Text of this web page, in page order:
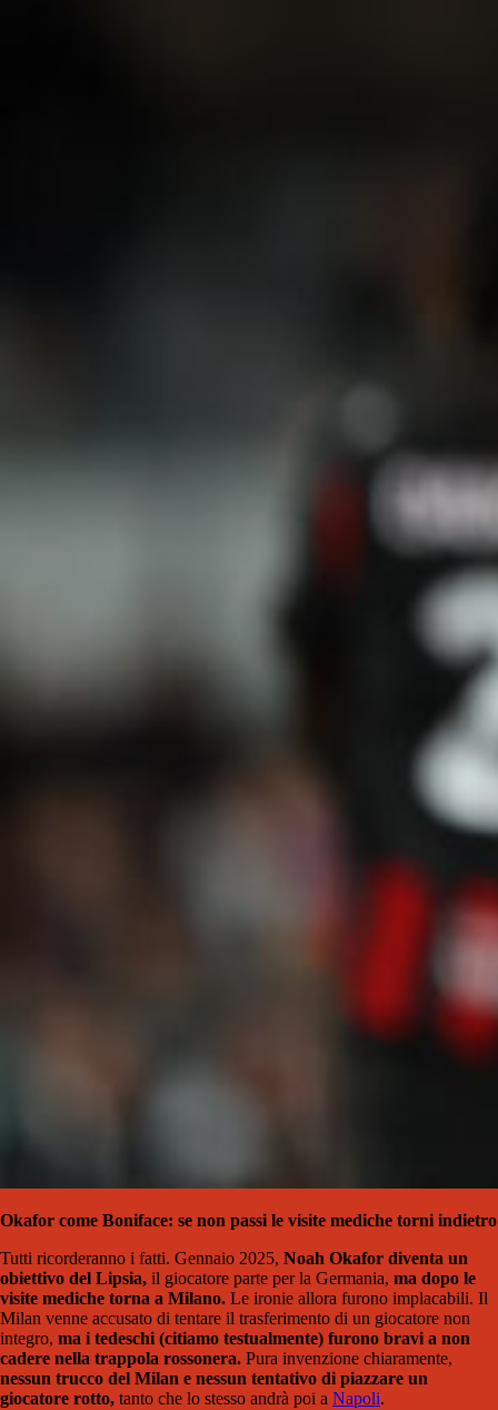
Okafor come Boniface: se non passi le visite mediche torni indietro
Tutti ricorderanno i fatti. Gennaio 2025, Noah Okafor diventa un
obiettivo del Lipsia, il giocatore parte per la Germania, ma dopo le
visite mediche torna a Milano. Le ironie allora furono implacabili. Il
Milan venne accusato di tentare il trasferimento di un giocatore non
integro, ma i tedeschi (citiamo testualmente) furono bravi a non
cadere nella trappola rossonera. Pura invenzione chiaramente,
nessun trucco del Milan e nessun tentativo di piazzare un
giocatore rotto, tanto che lo stesso andrà poi a Napoli.